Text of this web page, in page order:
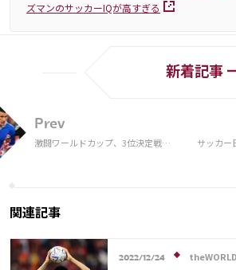
ズマンのサッカーIQが高すぎる
Prev
激闘ワールドカップ、3位決定戦
新着記事
サッカー
関連記事
2022/12/24